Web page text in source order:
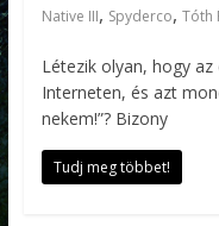
Native III, Spyderco, Tóth
Létezik olyan, hogy
Interneten, és azt
nekem!”? Bizony
Tudj meg többet!